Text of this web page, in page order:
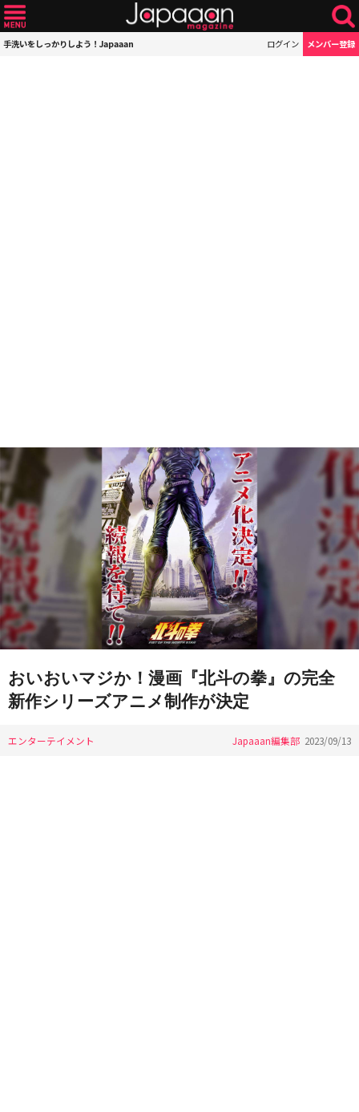
手洗いをしっかりしよう！Japaaan ログイン メンバー登録
おいおいマジか！漫画『北斗の拳』の完全
新作シリーズアニメ制作が決定
エンターテイメント Japaaan編集部 2023/09/13